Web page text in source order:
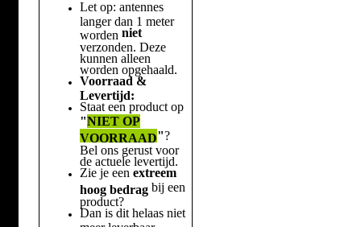
Let op: antennes
langer dan 1 meter
worden niet
verzonden. Deze
kunnen alleen
worden opgehaald.
Voorraad &
Levertijd:
Staat een product op
"NIET OP
VOORRAAD"?
Bel ons gerust voor
de actuele levertijd.
Zie je een extreem
hoog bedragbij een
product?
Dan is dit helaas niet